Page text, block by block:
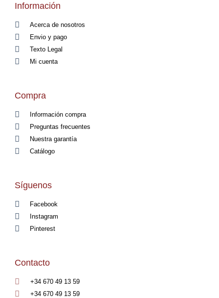
Información
Acerca de nosotros
Envio y pago
Texto Legal
Mi cuenta
Compra
Información compra
Preguntas frecuentes
Nuestra garantía
Catálogo
Síguenos
Facebook
Instagram
Pinterest
Contacto
+34 670 49 13 59
+34 670 49 13 59